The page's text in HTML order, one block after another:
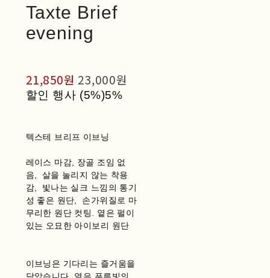
Taxte Brief
evening
21,850원 23,000원
할인 행사 (5%)5%
텍스테 브리프 이브닝
레이스 마감, 장골 조임 없
음, 살을 눌리지 않는 착용
감, 빛나는 실크 느낌의 통기
성 좋은 원단, 손가위질로 마
무리한 원단 컷팅. 옅은 펄이
있는 오묘한 아이보리 원단
이브닝은 기다리는 즐거움을